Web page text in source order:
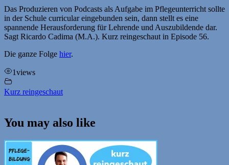
Das Produzieren von Podcasts als Aufgabe im Pflegeunterricht sollte
in der Schule curricular eingebunden sein, dann stellt es eine
spannende Herausforderung für Lehrende und Auszubildende dar.
Sagt Ricardo Cadima (M.A.). Kurz reingeschaut in Episode 56.
Die ganze Folge hier.
1views
Kurz reingeschaut
You may also like